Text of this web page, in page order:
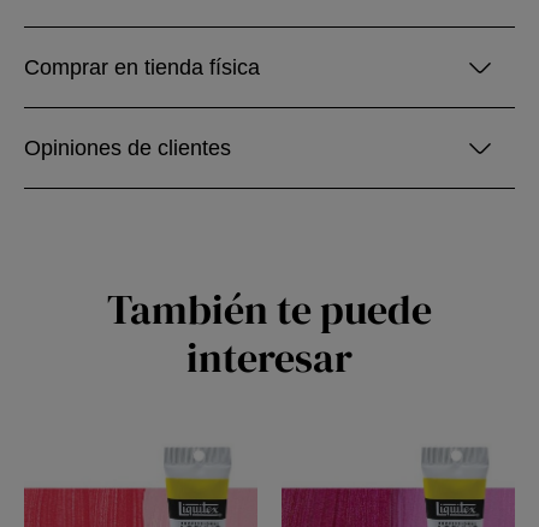
Comprar en tienda física
Opiniones de clientes
También te puede
interesar